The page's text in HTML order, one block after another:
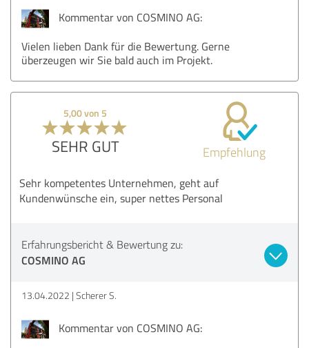
Kommentar von COSMINO AG:
Vielen lieben Dank für die Bewertung. Gerne
überzeugen wir Sie bald auch im Projekt.
5,00 von 5
SEHR GUT Empfehlung
Sehr kompetentes Unternehmen, geht auf
Kundenwünsche ein, super nettes Personal
Erfahrungsbericht & Bewertung zu:
COSMINO AG
13.04.2022 Scherer S.
Kommentar von COSMINO AG: